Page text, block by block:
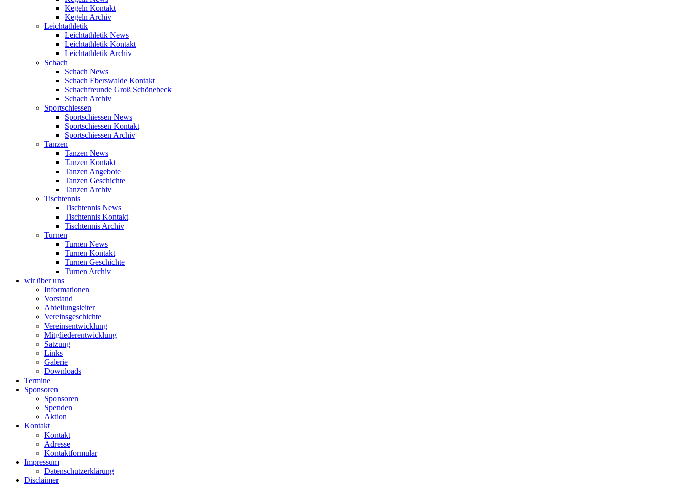
Kegeln Kontakt
Kegeln Archiv
Leichtathletik
Leichtathletik News
Leichtathletik Kontakt
Leichtathletik Archiv
Schach
Schach News
Schach Eberswalde Kontakt
Schachfreunde Groß Schönebeck
Schach Archiv
Sportschiessen
Sportschiessen News
Sportschiessen Kontakt
Sportschiessen Archiv
Tanzen
Tanzen News
Tanzen Kontakt
Tanzen Angebote
Tanzen Geschichte
Tanzen Archiv
Tischtennis
Tischtennis News
Tischtennis Kontakt
Tischtennis Archiv
Turnen
Turnen News
Turnen Kontakt
Turnen Geschichte
Turnen Archiv
wir über uns
Informationen
Vorstand
Abteilungsleiter
Vereinsgeschichte
Vereinsentwicklung
Mitgliederentwicklung
Satzung
Links
Galerie
Downloads
Termine
Sponsoren
Sponsoren
Spenden
Aktion
Kontakt
Kontakt
Adresse
Kontaktformular
Impressum
Datenschutzerklärung
Disclaimer